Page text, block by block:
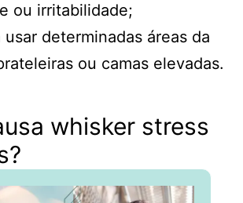
ou irritabilidade;
usar determinadas áreas da
ou camas elevadas.
whisker stress